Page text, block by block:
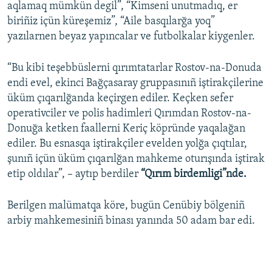
aqlamaq mümkün degil”, “Kimseni unutmadıq, er
biriñiz içün küreşemiz”, “Aile basqılarğa yoq”
yazılarnen beyaz yapıncalar ve futbolkalar kiygenler.
“Bu kibi teşebbüslerni qırımtatarlar Rostov-na-Donuda
endi evel, ekinci Bağçasaray gruppasınıñ iştirakçilerine
üküm çıqarılğanda keçirgen ediler. Keçken sefer
operativciler ve polis hadimleri Qırımdan Rostov-na-
Donuğa ketken faallerni Keriç köpründe yaqalağan
ediler. Bu esnasqa iştirakçiler evelden yolğa çıqtılar,
şunıñ içün üküm çıqarılğan mahkeme oturışında iştirak
etip oldılar”, – aytıp berdiler “Qırım birdemligi”nde.
Berilgen malümatqa köre, bugün Cenübiy bölgeniñ
arbiy mahkemesiniñ binası yanında 50 adam bar edi.